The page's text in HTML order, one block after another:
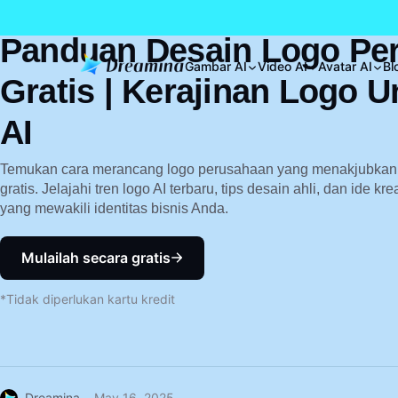
Gambar AI Video AI Avatar AI
Panduan Desain Logo
Gratis | Kerajinan Logo
AI
Temukan cara merancang logo perusahaan yang
gratis. Jelajahi tren logo AI terbaru, tips desain ahli, dan ide
yang mewakili identitas bisnis Anda.
Mulailah secara gratis
*Tidak diperlukan kartu kredit